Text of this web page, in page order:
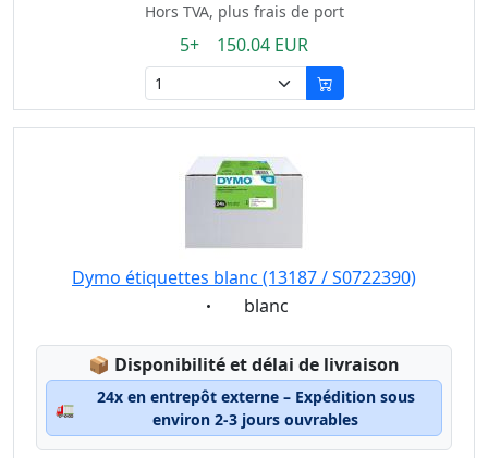
Hors TVA, plus frais de port
5+ 150.04 EUR
Dymo étiquettes blanc (13187 / S0722390)
Eigenschaft:
blanc
📦 Lagerstatus:
Disponibilité et délai de livraison
🚛
24x en entrepôt externe – Expédition sous
environ 2-3 jours ouvrables